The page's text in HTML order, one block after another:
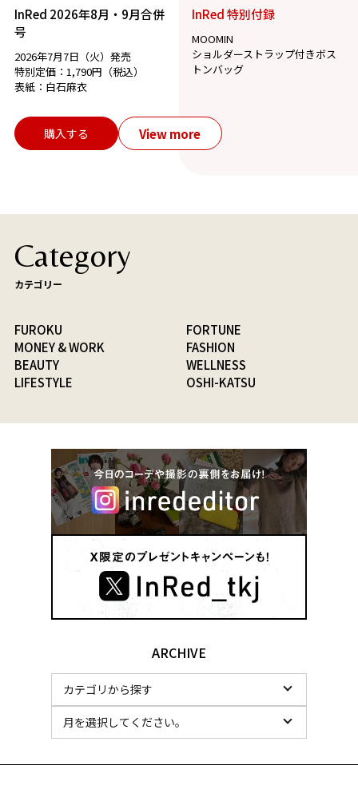
InRed 2026年8月・9月合併
号
2026年7月7日（火）発売
特別定価：1,790円（税込）
表紙：白石麻衣
InRed 特別付録
MOOMIN
ショルダーストラップ付きボス
トンバッグ
購入する View more
Category
カテゴリー
FUROKU
FORTUNE
MONEY & WORK
FASHION
BEAUTY
WELLNESS
LIFESTYLE
OSHI-KATSU
ARCHIVE